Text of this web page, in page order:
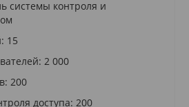
системы контроля и
15
2 000
200
доступа: 200